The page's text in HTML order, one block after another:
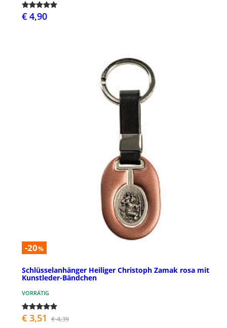
€ 4,90
-20%
Schlüsselanhänger Heiliger Christoph Zamak rosa mit
Kunstleder-Bändchen
VORRÄTIG
€ 3,51 € 4,39